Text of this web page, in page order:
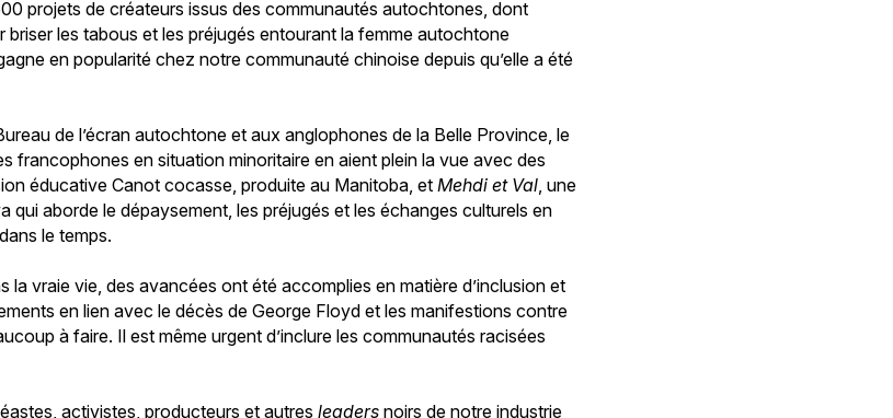
projets de créateurs issus des communautés autochtones, dont
briser les tabous et les préjugés entourant la femme autochtone
en popularité chez notre communauté chinoise depuis qu’elle a été
de l’écran autochtone et aux anglophones de la Belle Province, le
francophones en situation minoritaire en aient plein la vue avec des
éducative Canot cocasse, produite au Manitoba, etMehdi et Val , une
qui aborde le dépaysement, les préjugés et les échanges culturels en
le temps.
la vraie vie, des avancées ont été accomplies en matière d’inclusion et
en lien avec le décès de George Floyd et les manifestions contre
à faire. Il est même urgent d’inclure les communautés racisées
activistes, producteurs et autresleaders noirs de notre industrie